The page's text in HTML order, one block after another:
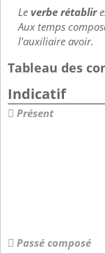
Leverbe rétablir
Aux temps
l'auxiliaire avoir.
Tableau des
Indicatif
Présent
Passé composé